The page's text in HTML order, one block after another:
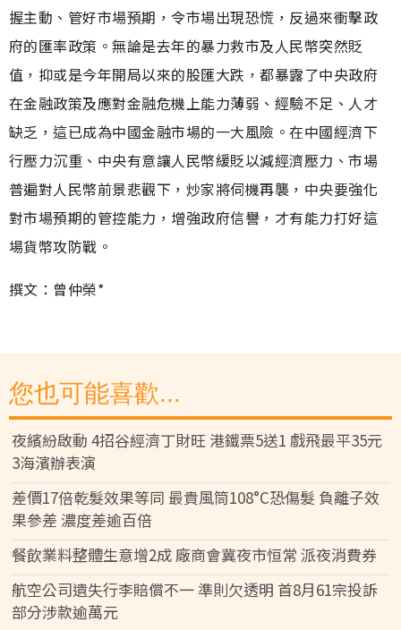
握主動、管好市場預期，令市場出現恐慌，反過來衝擊政
府的匯率政策。無論是去年的暴力救市及人民幣突然貶
值，抑或是今年開局以來的股匯大跌，都暴露了中央政府
在金融政策及應對金融危機上能力薄弱、經驗不足、人才
缺乏，這已成為中國金融市場的一大風險。在中國經濟下
行壓力沉重、中央有意讓人民幣緩貶以減經濟壓力、市場
普遍對人民幣前景悲觀下，炒家將伺機再襲，中央要強化
對市場預期的管控能力，增強政府信譽，才有能力打好這
場貨幣攻防戰。
撰文：曾仲榮*
您也可能喜歡...
夜繽紛啟動 4招谷經濟丁財旺 港鐵票5送1 戲飛最平35元
3海濱辦表演
差價17倍乾髮效果等同 最貴風筒108°C恐傷髮 負離子效
果參差 濃度差逾百倍
餐飲業料整體生意增2成 廠商會冀夜市恒常 派夜消費券
航空公司遺失行李賠償不一 準則欠透明 首8月61宗投訴
部分涉款逾萬元